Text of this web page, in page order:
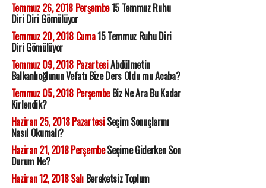
Temmuz 26, 2018 Perşembe15 Temmuz Ruhu
Diri Diri Gömülüyor
Temmuz 20, 2018 Cuma15 Temmuz Ruhu Diri
Diri Gömülüyor
Temmuz 09, 2018 PazartesiAbdülmetin
Balkanlıoğlunun Vefatı Bize Ders Oldu mu Acaba?
Temmuz 05, 2018 PerşembeBiz Ne Ara Bu Kadar
Kirlendik?
Haziran 25, 2018 PazartesiSeçim Sonuçlarını
Nasıl Okumalı?
Haziran 21, 2018 PerşembeSeçime Giderken Son
Durum Ne?
Haziran 12, 2018 SalıBereketsiz Toplum